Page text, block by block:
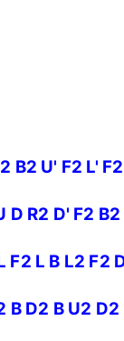
B2 U' F2 L' F2
D R2 D' F2 B2
F2 L B L2 F2
B D2 B U2 D2